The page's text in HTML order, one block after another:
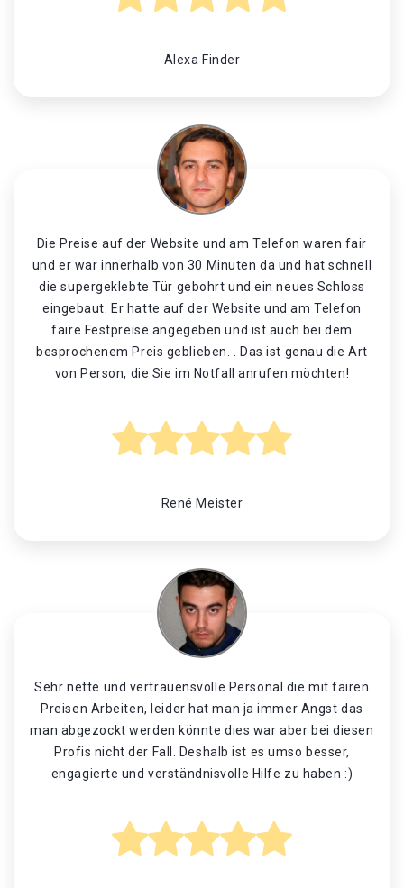
Alexa Finder
Die Preise auf der Website und am Telefon waren fair
und er war innerhalb von 30 Minuten da und hat schnell
die supergeklebte Tür gebohrt und ein neues Schloss
eingebaut. Er hatte auf der Website und am Telefon
faire Festpreise angegeben und ist auch bei dem
besprochenem Preis geblieben. . Das ist genau die Art
von Person, die Sie im Notfall anrufen möchten!
René Meister
Sehr nette und vertrauensvolle Personal die mit fairen
Preisen Arbeiten, leider hat man ja immer Angst das
man abgezockt werden könnte dies war aber bei diesen
Profis nicht der Fall. Deshalb ist es umso besser,
engagierte und verständnisvolle Hilfe zu haben :)